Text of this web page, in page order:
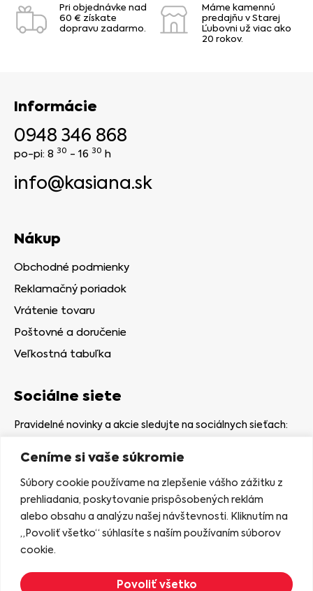
Ceníme si vaše súkromie
Súbory cookie používame na zlepšenie vášho zážitku z
prehliadania, poskytovanie prispôsobených reklám
alebo obsahu a analýzu našej návštevnosti. Kliknutím na
„Povoliť všetko“ súhlasíte s naším používaním súborov
cookie.
Povoliť všetko
Pri objednávke nad
60 € získate
dopravu zadarmo.
Máme kamennú
predajňu v Starej
Ľubovni už viac ako
20 rokov.
Informácie
0948 346 868
po-pi: 8 30 - 16 30 h
info@kasiana.sk
Nákup
Obchodné podmienky
Reklamačný poriadok
Vrátenie tovaru
Poštovné a doručenie
Veľkostná tabuľka
Sociálne siete
Pravidelné novinky a akcie sledujte na sociálnych sieťach:
Kamenná predajňa
Nám. gen. Štefaníka 7
06401 Stará Ľubovňa